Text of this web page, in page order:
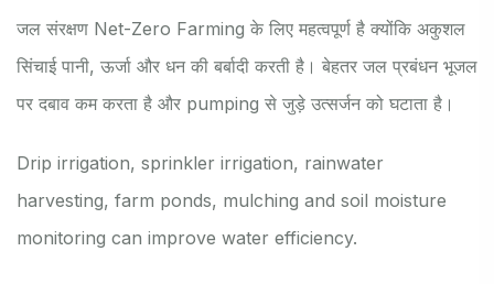
जल संरक्षण Net-Zero Farming के लिए महत्वपूर्ण है क्योंकि अकुशल
सिंचाई पानी, ऊर्जा और धन की बर्बादी करती है। बेहतर जल प्रबंधन भूजल
पर दबाव कम करता है और pumping से जुड़े उत्सर्जन को घटाता है।
Drip irrigation, sprinkler irrigation, rainwater
harvesting, farm ponds, mulching and soil moisture
monitoring can improve water efficiency.